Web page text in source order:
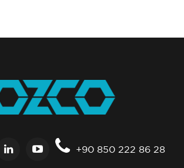
+90 850 222 86 28